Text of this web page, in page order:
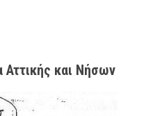
και Νήσων